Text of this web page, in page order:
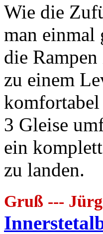
Wie die
man einmal
die
zu einem
komfortabel
3 Gleise
ein
zu landen.
Gruß ---